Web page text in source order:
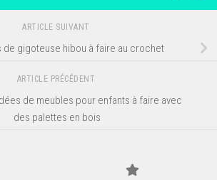
ARTICLE SUIVANT
de gigoteuse hibou à faire au crochet
ARTICLE PRÉCÉDENT
de meubles pour enfants à faire avec
des palettes en bois